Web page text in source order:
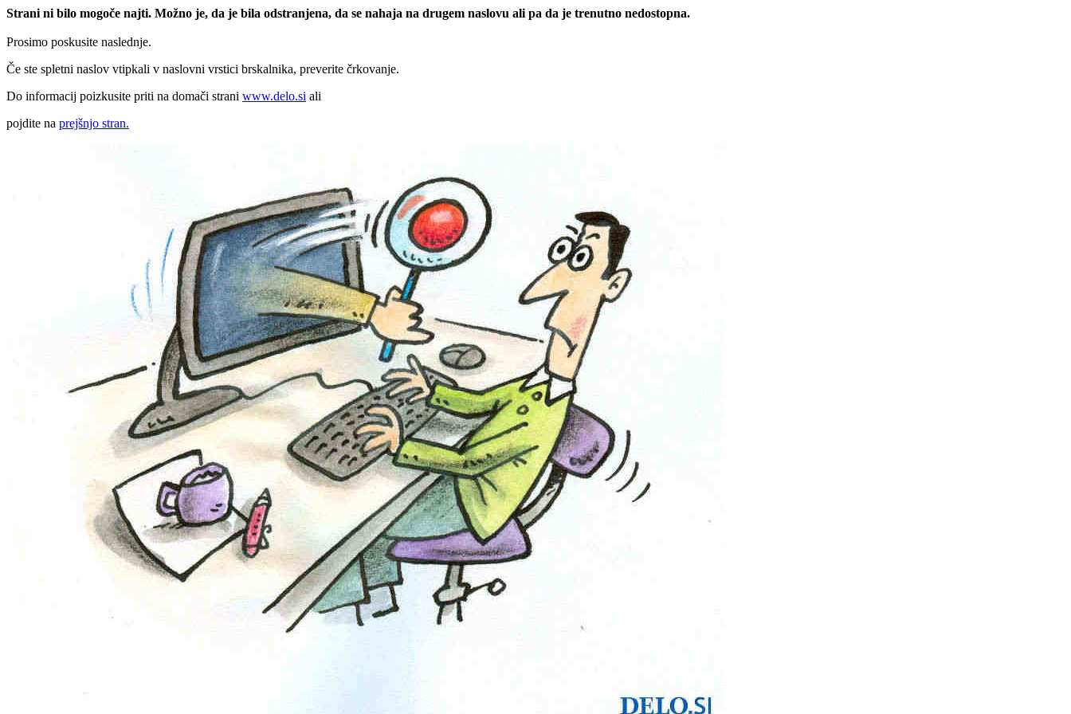
Strani ni bilo mogoče najti. Možno je, da je bila odstranjena, da se nahaja na drugem naslovu ali pa da je trenutno nedostopna.
Prosimo poskusite naslednje.
Če ste spletni naslov vtipkali v naslovni vrstici brskalnika, preverite črkovanje.
Do informacij poizkusite priti na domači strani www.delo.si ali
pojdite na prejšnjo stran.